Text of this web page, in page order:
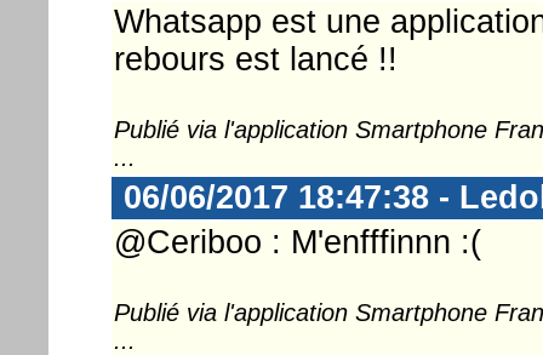
Whatsapp est une
rebours est lancé !!
Publié via l'application Smartphone
...
06/06/2017 18:47:38 -
@Ceriboo : M'enfffinnn :(
Publié via l'application Smartphone
...